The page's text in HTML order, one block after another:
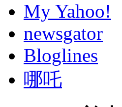
My Yahoo!
newsgator
Bloglines
哪吒